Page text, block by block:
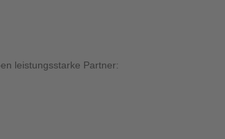
leistungsstarke Partner: